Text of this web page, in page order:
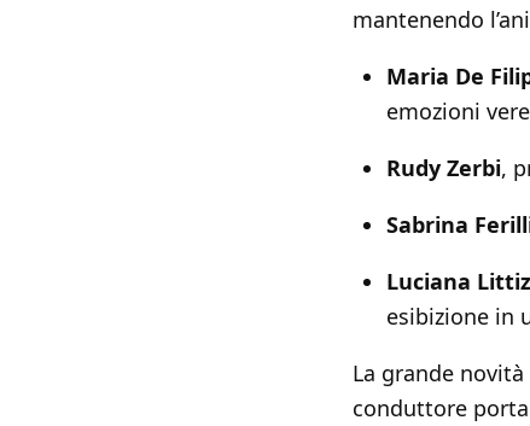
mantenendo
Maria De
emozioni
Rudy Zerbi,
Sabrina
Luciana
esibizione in
La grande novità
conduttore